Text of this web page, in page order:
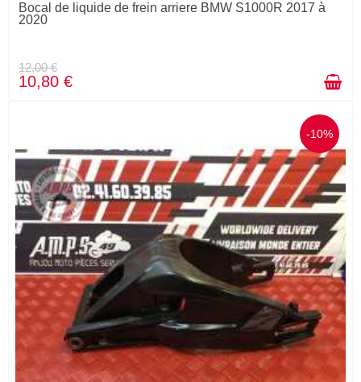
Bocal de liquide de frein arriere BMW S1000R 2017 à
2020
12,00 €
10,80 €
-10%